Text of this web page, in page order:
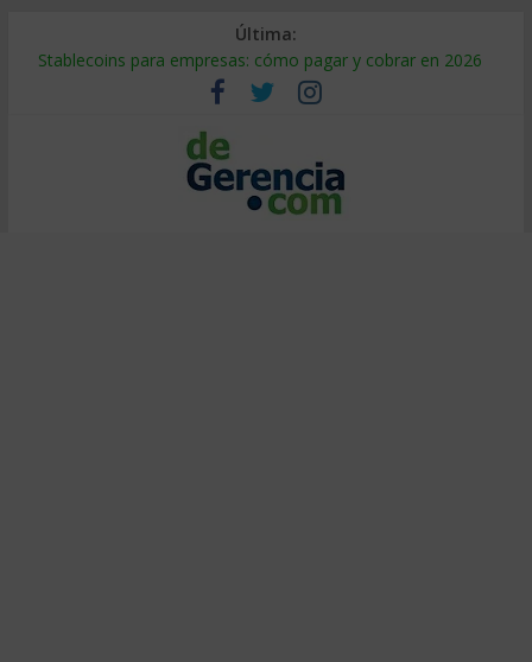
Última:
Stablecoins para empresas: cómo pagar y cobrar en 2026
Despido silencioso: qué es y por qué sale tan caro
IA en selección de personal: cómo auditarla a tiempo
Trabajo forzoso en la cadena de suministro: qué hacer
Mercado hispano de EE. UU.: cómo segmentarlo y venderle